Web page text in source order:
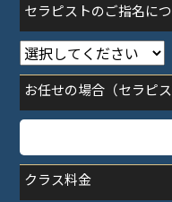
セラピストのご指名に
お任せの場合（セラピ
クラス料金